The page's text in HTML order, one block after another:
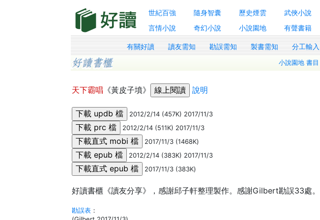
世紀百強 隨身智囊 歷史煙雲 武俠小說
言情小說
奇幻小說 小說園地 有聲書籍
有關好讀 讀友需知 勘誤需知 製書需知 分工輸入
小說園地 書目
天下霸唱 《黃皮子墳》 說明
2012/2/14 (457K) 2017/11/3
2012/2/14 (511K) 2017/11/3
2017/11/3 (1468K)
2012/2/14 (383K) 2017/11/3
2017/11/3 (383K)
好讀書櫃《讀友分享》，感謝邱子軒整理製作。感謝Gilbert勘誤33處。
勘誤表 ：